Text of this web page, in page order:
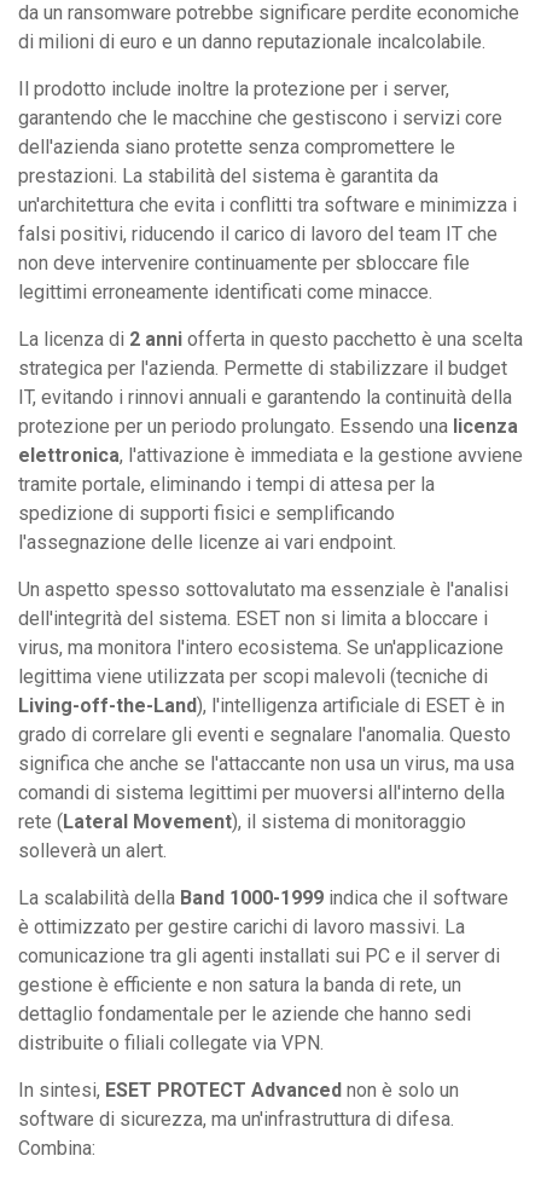
da un ransomware potrebbe significare perdite economiche
di milioni di euro e un danno reputazionale incalcolabile.
Il prodotto include inoltre la protezione per i server,
garantendo che le macchine che gestiscono i servizi core
dell'azienda siano protette senza compromettere le
prestazioni. La stabilità del sistema è garantita da
un'architettura che evita i conflitti tra software e minimizza i
falsi positivi, riducendo il carico di lavoro del team IT che
non deve intervenire continuamente per sbloccare file
legittimi erroneamente identificati come minacce.
La licenza di 2 anni offerta in questo pacchetto è una scelta
strategica per l'azienda. Permette di stabilizzare il budget
IT, evitando i rinnovi annuali e garantendo la continuità della
protezione per un periodo prolungato. Essendo una licenza
elettronica, l'attivazione è immediata e la gestione avviene
tramite portale, eliminando i tempi di attesa per la
spedizione di supporti fisici e semplificando
l'assegnazione delle licenze ai vari endpoint.
Un aspetto spesso sottovalutato ma essenziale è l'analisi
dell'integrità del sistema. ESET non si limita a bloccare i
virus, ma monitora l'intero ecosistema. Se un'applicazione
legittima viene utilizzata per scopi malevoli (tecniche di
Living-off-the-Land), l'intelligenza artificiale di ESET è in
grado di correlare gli eventi e segnalare l'anomalia. Questo
significa che anche se l'attaccante non usa un virus, ma usa
comandi di sistema legittimi per muoversi all'interno della
rete (Lateral Movement), il sistema di monitoraggio
solleverà un alert.
La scalabilità della Band 1000-1999 indica che il software
è ottimizzato per gestire carichi di lavoro massivi. La
comunicazione tra gli agenti installati sui PC e il server di
gestione è efficiente e non satura la banda di rete, un
dettaglio fondamentale per le aziende che hanno sedi
distribuite o filiali collegate via VPN.
In sintesi, ESET PROTECT Advanced non è solo un
software di sicurezza, ma un'infrastruttura di difesa.
Combina: